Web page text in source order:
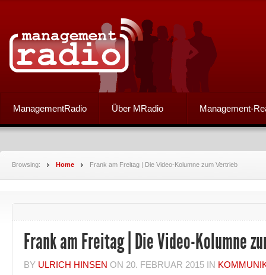
ManagementRadio Über MRadio Management-
Browsing: Home Frank am Freitag | Die Video-Kolumne zum Vertrieb
Frank am Freitag | Die Video-Kolumne
BY ULRICH HINSEN ON 20. FEBRUAR 2015 IN